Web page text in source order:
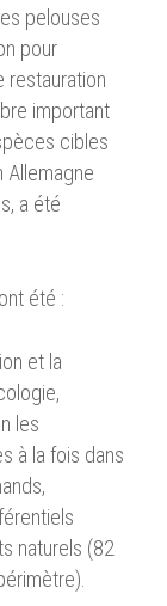
pelouses
pour
restauration
important
cibles
Allemagne
a été
été :
et la
les
à la fois dans
naturels (82